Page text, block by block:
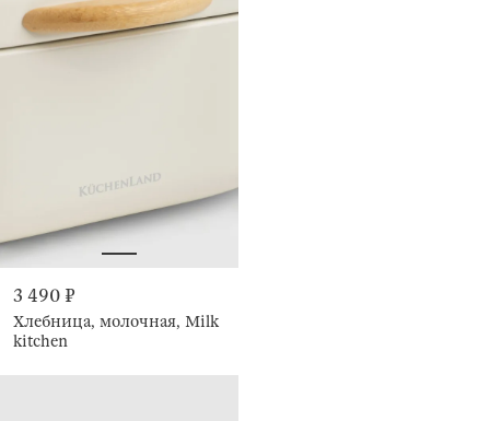
3 490 ₽
Хлебница, молочная, Milk
kitchen